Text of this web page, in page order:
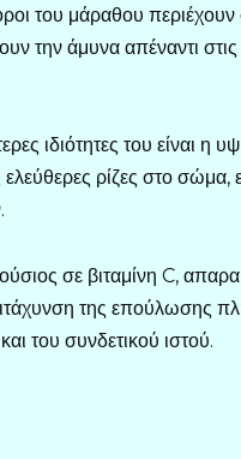
του μάραθου περιέχουν
την άμυνα απέναντι
ιδιότητες του είναι η
ελεύθερες ρίζες στο
σε βιταμίνη C,
της επούλωσης
του συνδετικού ιστού.